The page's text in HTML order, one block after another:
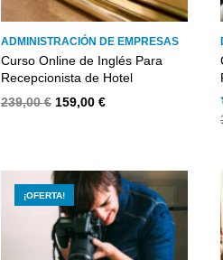
ADMINISTRACIÓN DE EMPRESAS
Curso Online de Inglés Para
Recepcionista de Hotel
239,00€ El
239,00 €.
159,00 €El
159,00 €.
¡OFERTA!